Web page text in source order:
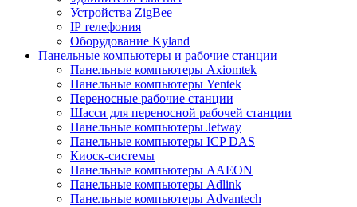
Устройства ZigBee
IP телефония
Оборудование Kyland
Панельные компьютеры и рабочие станции
Панельные компьютеры Axiomtek
Панельные компьютеры Yentek
Переносные рабочие станции
Шасси для переносной рабочей станции
Панельные компьютеры Jetway
Панельные компьютеры ICP DAS
Киоск-системы
Панельные компьютеры AAEON
Панельные компьютеры Adlink
Панельные компьютеры Advantech